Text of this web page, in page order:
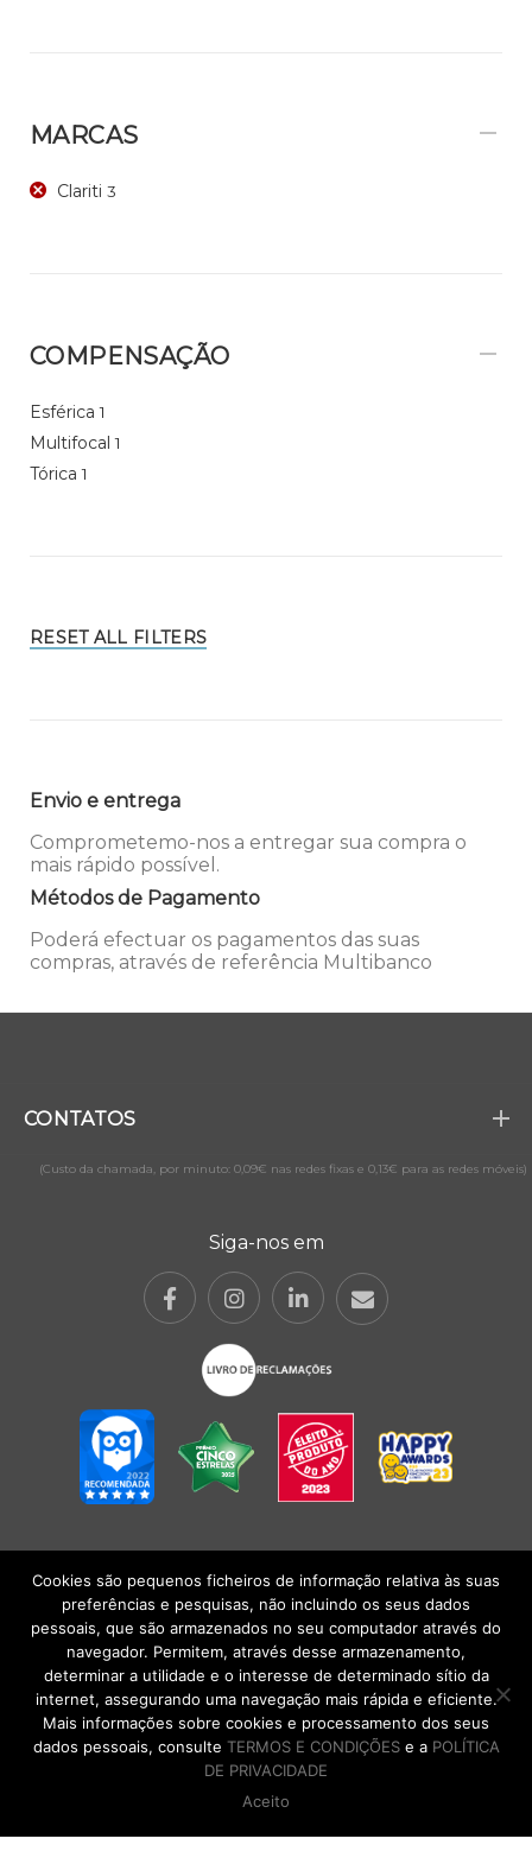
MARCAS
Clariti 3
COMPENSAÇÃO
Esférica 1
Multifocal 1
Tórica 1
RESET ALL FILTERS
Envio e entrega
Comprometemo-nos a entregar sua compra o
mais rápido possível.
Métodos de Pagamento
Poderá efectuar os pagamentos das suas
compras, através de referência Multibanco
CONTATOS
(Custo da chamada, por minuto: 0,09€ nas redes fixas e 0,13€ para as redes móveis)
Siga-nos em
POLÍTICA DE PRIVACIDADE|TERMOS E CONDIÇÕESlCONDIÇÕES
GERAIS DE VENDA| Alberto Oculista, SA 2026. Todos os direitos reservados.
DE VOLTA AO TOPO
Cookies são pequenos ficheiros de informação relativa às suas
preferências e pesquisas, não incluindo os seus dados
pessoais, que são armazenados no seu computador através do
navegador. Permitem, através desse armazenamento,
determinar a utilidade e o interesse de determinado sítio da
internet, assegurando uma navegação mais rápida e eficiente.
Mais informações sobre cookies e processamento dos seus
dados pessoais, consulte TERMOS E CONDIÇÕESe a POLÍTICA
DE PRIVACIDADE
Aceito